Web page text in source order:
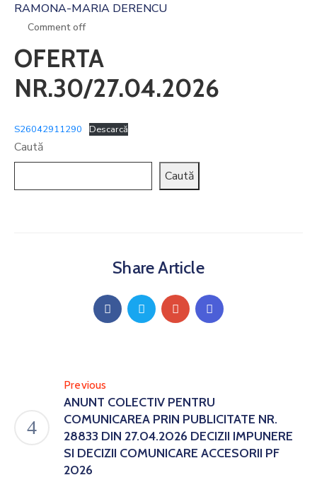
RAMONA-MARIA DERENCU
Comment off
OFERTA
NR.30/27.04.2026
S26042911290 Descarcă
Caută
Caută
Share Article
Previous
ANUNT COLECTIV PENTRU
COMUNICAREA PRIN PUBLICITATE NR.
28833 DIN 27.04.2026 DECIZII IMPUNERE
SI DECIZII COMUNICARE ACCESORII PF
2026